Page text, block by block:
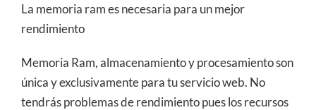
La memoria ram es necesaria para un mejor
rendimiento
Memoria Ram, almacenamiento y procesamiento son
única y exclusivamente para tu servicio web. No
tendrás problemas de rendimiento pues los recursos